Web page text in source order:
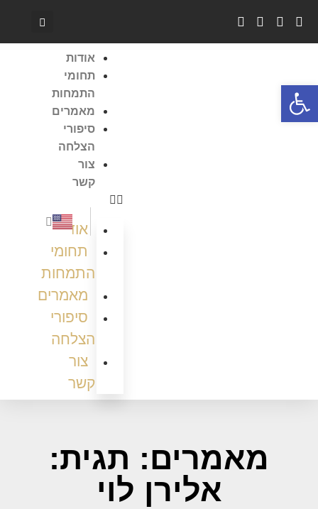
אודות
תחומי
התמחות
מאמרים
סיפורי
הצלחה
צור
קשר
אודות
תחומי
התמחות
מאמרים
סיפורי
הצלחה
צור
קשר
מאמרים: תגית:
אלירן לוי
פתח סרגל נגישות